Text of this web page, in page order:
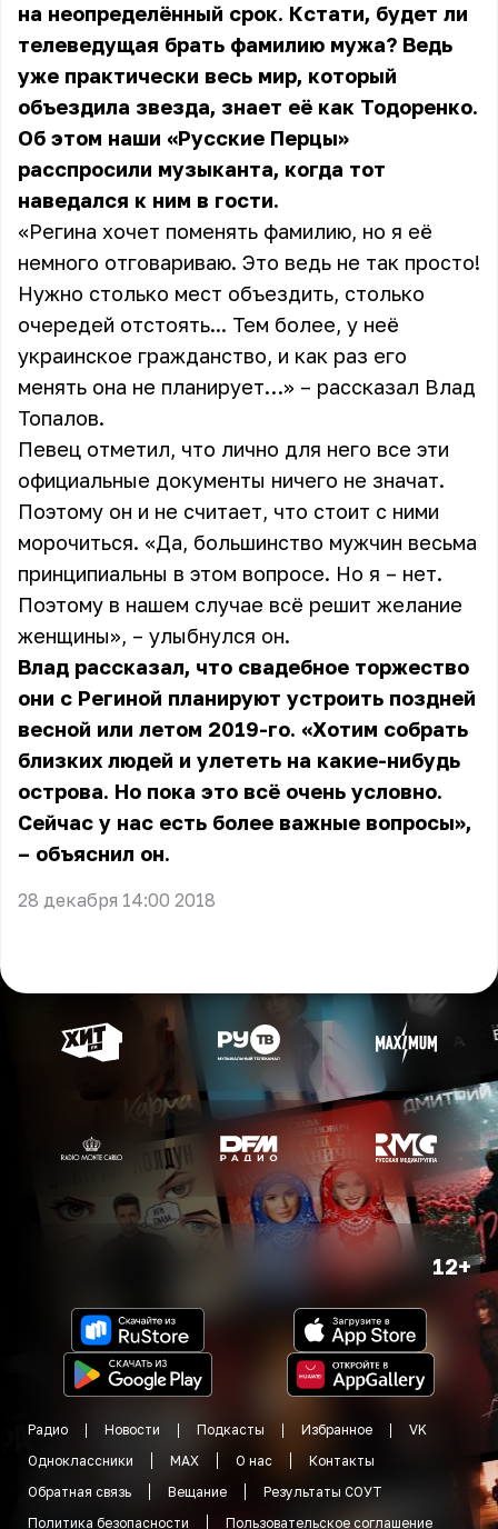
на неопределённый срок. Кстати, будет ли
телеведущая брать фамилию мужа? Ведь
уже практически весь мир, который
объездила звезда, знает её как Тодоренко.
Об этом наши «Русские Перцы»
расспросили музыканта, когда тот
наведался к ним в гости.
«Регина хочет поменять фамилию, но я её
немного отговариваю. Это ведь не так просто!
Нужно столько мест объездить, столько
очередей отстоять... Тем более, у неё
украинское гражданство, и как раз его
менять она не планирует…» – рассказал Влад
Топалов.
Певец отметил, что лично для него все эти
официальные документы ничего не значат.
Поэтому он и не считает, что стоит с ними
морочиться. «Да, большинство мужчин весьма
принципиальны в этом вопросе. Но я – нет.
Поэтому в нашем случае всё решит желание
женщины», – улыбнулся он.
Влад рассказал, что свадебное торжество
они с Региной планируют устроить поздней
весной или летом 2019-го. «Хотим собрать
близких людей и улететь на какие-нибудь
острова. Но пока это всё очень условно.
Сейчас у нас есть более важные вопросы»,
– объяснил он.
28 декабря 14:00 2018
12+
Радио Новости Подкасты Избранное
VK
Одноклассники
MAX О нас
Контакты
Обратная связь
Вещание
Результаты СОУТ
Политика безопасности
Пользовательское соглашение